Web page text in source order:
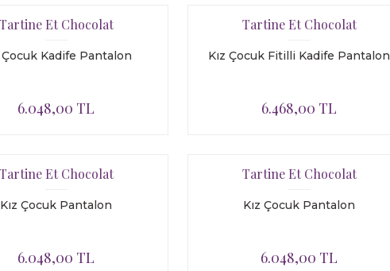
Et Chocolat
Çocuk Kadife Pantalon
6.048,00 TL
Tartine Et Chocolat
Kız Çocuk Fitilli Kadife Pantalon
6.468,00 TL
Et Chocolat
Kız Çocuk Pantalon
6.048,00 TL
Tartine Et Chocolat
Kız Çocuk Pantalon
6.048,00 TL